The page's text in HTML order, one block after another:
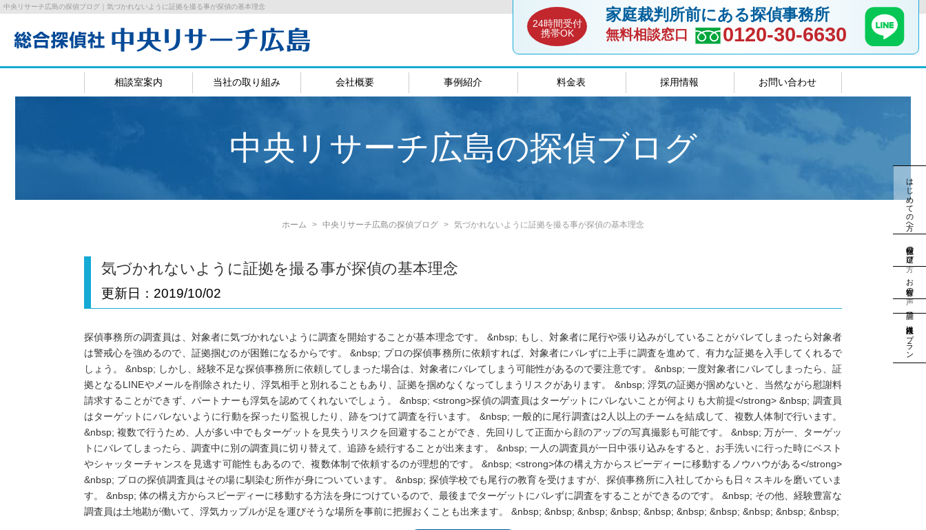
中央リサーチ広島の探偵ブログ｜気づかれないように証拠を撮る事が探偵の基本理念
24時間受付
携帯OK
家庭裁判所前にある探偵事務所
無料相談窓口 0120-30-6630
はじめての方へ
探偵社の選び方
お客様の声
法人様向けプラン
相談室案内
島根相談室
当社の取り組み 会社概要 事例紹介 料金表 採用情報 お問い合わせ
中央リサーチ広島の探偵ブログ
ホーム 中央リサーチ広島の探偵ブログ 気づかれないように証拠を撮る事が探偵の基本理念
気づかれないように証拠を撮る事が探偵の基本理念
更新日： 2019/10/02
探偵事務所の調査員は、対象者に気づかれないように調査を開始することが基本理念です。 &nbsp; もし、対象者に尾行や張り込みがしていることがバレてしまったら対象者
は警戒心を強めるので、証拠掴むのが困難になるからです。 &nbsp; プロの探偵事務所に依頼すれば、対象者にバレずに上手に調査を進めて、有力な証拠を入手してくれるで
しょう。 &nbsp; しかし、経験不足な探偵事務所に依頼してしまった場合は、対象者にバレてしまう可能性があるので要注意です。 &nbsp; 一度対象者にバレてしまったら、証
拠となるLINEやメールを削除されたり、浮気相手と別れることもあり、証拠を掴めなくなってしまうリスクがあります。 &nbsp; 浮気の証拠が掴めないと、当然ながら慰謝料
請求することができず、パートナーも浮気を認めてくれないでしょう。 &nbsp; <strong>探偵の調査員はターゲットにバレないことが何よりも大前提</strong> &nbsp; 調査員
はターゲットにバレないように行動を探ったり監視したり、跡をつけて調査を行います。 &nbsp; 一般的に尾行調査は2人以上のチームを結成して、複数人体制で行います。
&nbsp; 複数で行うため、人が多い中でもターゲットを見失うリスクを回避することができ、先回りして正面から顔のアップの写真撮影も可能です。 &nbsp; 万が一、ターゲッ
トにバレてしまったら、調査中に別の調査員に切り替えて、追跡を続行することが出来ます。 &nbsp; 一人の調査員が一日中張り込みをすると、お手洗いに行った時にベスト
やシャッターチャンスを見逃す可能性もあるので、複数体制で依頼するのが理想的です。 &nbsp; <strong>体の構え方からスピーディーに移動するノウハウがある</strong>
&nbsp; プロの探偵調査員はその場に馴染む所作が身についています。 &nbsp; 探偵学校でも尾行の教育を受けますが、探偵事務所に入社してからも日々スキルを磨いていま
す。 &nbsp; 体の構え方からスピーディーに移動する方法を身につけているので、最後までターゲットにバレずに調査をすることができるのです。 &nbsp; その他、経験豊富な
調査員は土地勘が働いて、浮気カップルが足を運びそうな場所を事前に把握おくことも出来ます。 &nbsp; &nbsp; &nbsp; &nbsp; &nbsp; &nbsp; &nbsp; &nbsp; &nbsp; &nbsp;